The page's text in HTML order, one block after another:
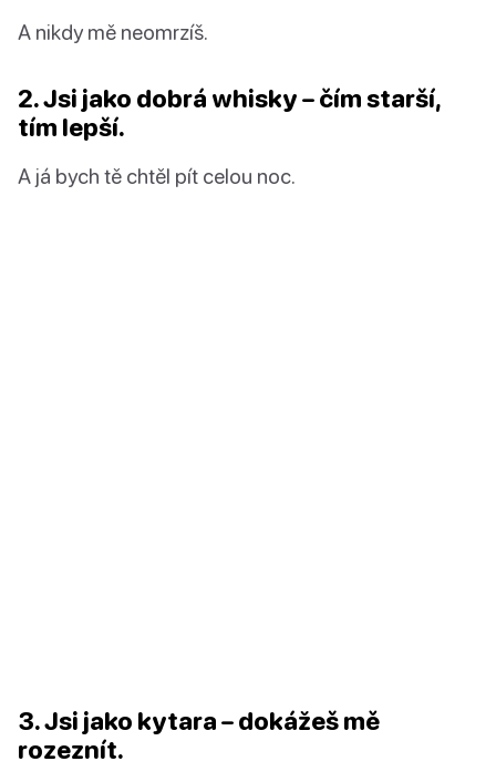
A nikdy mě neomrzíš.
2. Jsi jako dobrá whisky – čím starší,
tím lepší.
A já bych tě chtěl pít celou noc.
3. Jsi jako kytara – dokážeš mě
rozeznít.